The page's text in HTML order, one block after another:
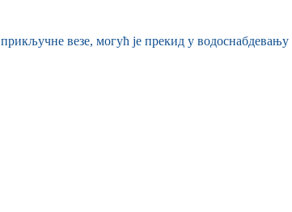
везе, могућ је прекид у водоснабдевању